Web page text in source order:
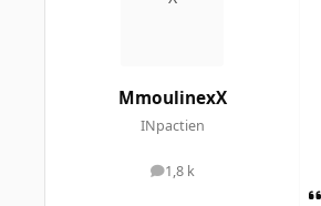
MmoulinexX
INpactien
1,8 k
messages